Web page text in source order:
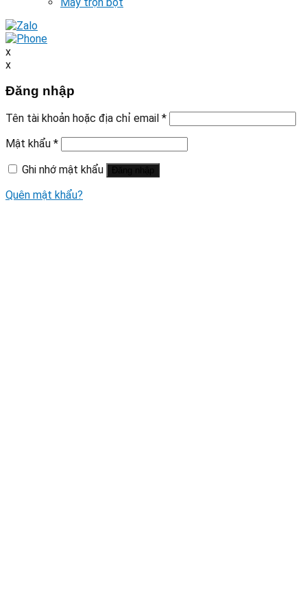
x
x
Đăng nhập
Tên tài khoản hoặc địa chỉ email *
Mật khẩu *
Ghi nhớ mật khẩu
Quên mật khẩu?